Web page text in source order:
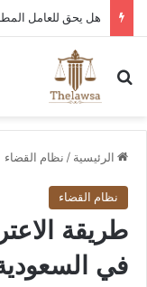
كم مدة قبول أو
بحث عن
الرئيسية / نظام القضاء
نظام القضاء
طريقة
في